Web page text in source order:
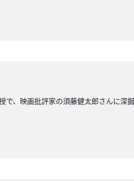
で、映画批評家の須藤健太郎さんに深